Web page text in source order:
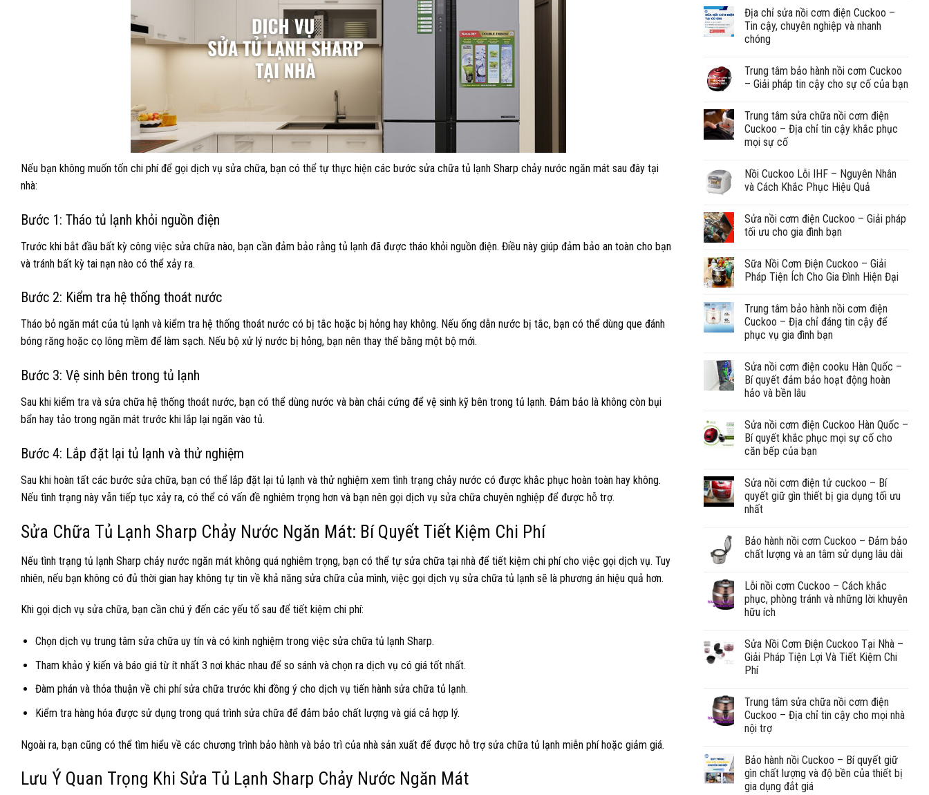
Nếu bạn không muốn tốn chi phí để gọi dịch vụ sửa chữa, bạn có thể tự thực hiện các bước sửa chữa tủ lạnh Sharp chảy nước ngăn mát sau đây tại
nhà:
Bước 1: Tháo tủ lạnh khỏi nguồn điện
Trước khi bắt đầu bất kỳ công việc sửa chữa nào, bạn cần đảm bảo rằng tủ lạnh đã được tháo khỏi nguồn điện. Điều này giúp đảm bảo an toàn cho bạn
và tránh bất kỳ tai nạn nào có thể xảy ra.
Bước 2: Kiểm tra hệ thống thoát nước
Tháo bỏ ngăn mát của tủ lạnh và kiểm tra hệ thống thoát nước có bị tắc hoặc bị hỏng hay không. Nếu ống dẫn nước bị tắc, bạn có thể dùng que đánh
bóng răng hoặc cọ lông mềm để làm sạch. Nếu bộ xử lý nước bị hỏng, bạn nên thay thế bằng một bộ mới.
Bước 3: Vệ sinh bên trong tủ lạnh
Sau khi kiểm tra và sửa chữa hệ thống thoát nước, bạn có thể dùng nước và bàn chải cứng để vệ sinh kỹ bên trong tủ lạnh. Đảm bảo là không còn bụi
bẩn hay tảo trong ngăn mát trước khi lắp lại ngăn vào tủ.
Bước 4: Lắp đặt lại tủ lạnh và thử nghiệm
Sau khi hoàn tất các bước sửa chữa, bạn có thể lắp đặt lại tủ lạnh và thử nghiệm xem tình trạng chảy nước có được khắc phục hoàn toàn hay không.
Nếu tình trạng này vẫn tiếp tục xảy ra, có thể có vấn đề nghiêm trọng hơn và bạn nên gọi dịch vụ sửa chữa chuyên nghiệp để được hỗ trợ.
Sửa Chữa Tủ Lạnh Sharp Chảy Nước Ngăn Mát: Bí Quyết Tiết Kiệm Chi Phí
Nếu tình trạng tủ lạnh Sharp chảy nước ngăn mát không quá nghiêm trọng, bạn có thể tự sửa chữa tại nhà để tiết kiệm chi phí cho việc gọi dịch vụ. Tuy
nhiên, nếu bạn không có đủ thời gian hay không tự tin về khả năng sửa chữa của mình, việc gọi dịch vụ sửa chữa tủ lạnh sẽ là phương án hiệu quả hơn.
Khi gọi dịch vụ sửa chữa, bạn cần chú ý đến các yếu tố sau để tiết kiệm chi phí:
Chọn dịch vụ trung tâm sửa chữa uy tín và có kinh nghiệm trong việc sửa chữa tủ lạnh Sharp.
Tham khảo ý kiến và báo giá từ ít nhất 3 nơi khác nhau để so sánh và chọn ra dịch vụ có giá tốt nhất.
Đàm phán và thỏa thuận về chi phí sửa chữa trước khi đồng ý cho dịch vụ tiến hành sửa chữa tủ lạnh.
Kiểm tra hàng hóa được sử dụng trong quá trình sửa chữa để đảm bảo chất lượng và giá cả hợp lý.
Ngoài ra, bạn cũng có thể tìm hiểu về các chương trình bảo hành và bảo trì của nhà sản xuất để được hỗ trợ sửa chữa tủ lạnh miễn phí hoặc giảm giá.
Lưu Ý Quan Trọng Khi Sửa Tủ Lạnh Sharp Chảy Nước Ngăn Mát
Địa chỉ sửa nồi cơm điện Cuckoo –
Tin cậy, chuyên nghiệp và nhanh
chóng
Trung tâm bảo hành nồi cơm Cuckoo
– Giải pháp tin cậy cho sự cố của bạn
Trung tâm sửa chữa nồi cơm điện
Cuckoo – Địa chỉ tin cậy khắc phục
mọi sự cố
Nồi Cuckoo Lỗi IHF – Nguyên Nhân
và Cách Khắc Phục Hiệu Quả
Sửa nồi cơm điện Cuckoo – Giải pháp
tối ưu cho gia đình bạn
Sữa Nồi Cơm Điện Cuckoo – Giải
Pháp Tiện Ích Cho Gia Đình Hiện Đại
Trung tâm bảo hành nồi cơm điện
Cuckoo – Địa chỉ đáng tin cậy để
phục vụ gia đình bạn
Sửa nồi cơm điện cooku Hàn Quốc –
Bí quyết đảm bảo hoạt động hoàn
hảo và bền lâu
Sửa nồi cơm điện Cuckoo Hàn Quốc –
Bí quyết khắc phục mọi sự cố cho
căn bếp của bạn
Sửa nồi cơm điện tử cuckoo – Bí
quyết giữ gìn thiết bị gia dụng tối ưu
nhất
Bảo hành nồi cơm Cuckoo – Đảm bảo
chất lượng và an tâm sử dụng lâu dài
Lỗi nồi cơm Cuckoo – Cách khắc
phục, phòng tránh và những lời khuyên
hữu ích
Sửa Nồi Cơm Điện Cuckoo Tại Nhà –
Giải Pháp Tiện Lợi Và Tiết Kiệm Chi
Phí
Trung tâm sửa chữa nồi cơm điện
Cuckoo – Địa chỉ tin cậy cho mọi nhà
nội trợ
Bảo hành nồi Cuckoo – Bí quyết giữ
gìn chất lượng và độ bền của thiết bị
gia dụng đắt giá